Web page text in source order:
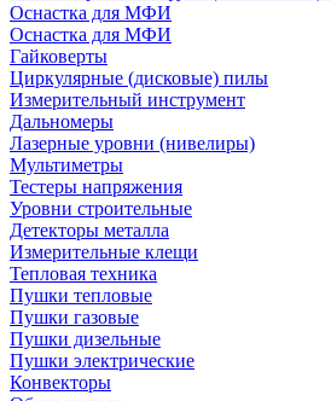
Оснастка для МФИ
Оснастка для МФИ
Гайковерты
Циркулярные (дисковые) пилы
Измерительный инструмент
Дальномеры
Лазерные уровни (нивелиры)
Мультиметры
Тестеры напряжения
Уровни строительные
Детекторы металла
Измерительные клещи
Тепловая техника
Пушки тепловые
Пушки газовые
Пушки дизельные
Пушки электрические
Конвекторы